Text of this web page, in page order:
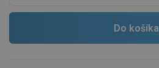
Do košíka